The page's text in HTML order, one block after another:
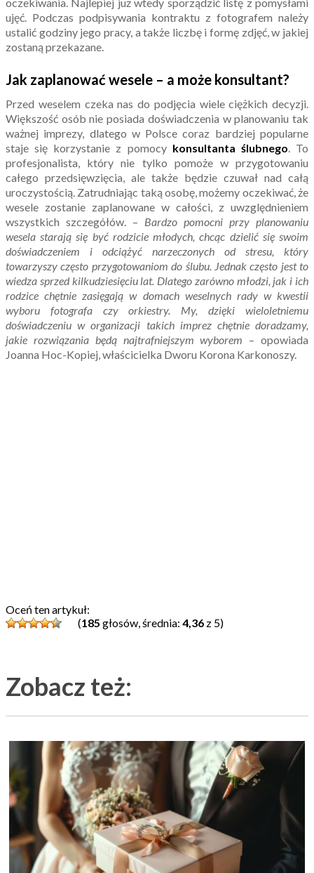
ujęć. Podczas podpisywania kontraktu z fotografem należy
ustalić godziny jego pracy, a także liczbę i formę zdjęć, w jakiej
zostaną przekazane.
Jak zaplanować wesele – a może konsultant?
Przed weselem czeka nas do podjęcia wiele ciężkich decyzji.
Większość osób nie posiada doświadczenia w planowaniu tak
ważnej imprezy, dlatego w Polsce coraz bardziej popularne
staje się korzystanie z pomocykonsultanta ślubnego. To
profesjonalista, który nie tylko pomoże w przygotowaniu
całego przedsięwzięcia, ale także będzie czuwał nad całą
uroczystością. Zatrudniając taką osobę, możemy oczekiwać, że
wesele zostanie zaplanowane w całości, z uwzględnieniem
wszystkich szczegółów. – Bardzo pomocni przy planowaniu
wesela starają się być rodzicie młodych, chcąc dzielić się swoim
doświadczeniem i odciążyć narzeczonych od stresu, który
towarzyszy często przygotowaniom do ślubu. Jednak często jest to
wiedza sprzed kilkudziesięciu lat. Dlatego zarówno młodzi, jak i ich
rodzice chętnie zasięgają w domach weselnych rady w kwestii
wyboru fotografa czy orkiestry. My, dzięki wieloletniemu
doświadczeniu w organizacji takich imprez chętnie doradzamy,
jakie rozwiązania będą najtrafniejszym wyborem – opowiada
Joanna Hoc-Kopiej, właścicielka Dworu Korona Karkonoszy.
Oceń ten artykuł:
(185 głosów, średnia: 4,36 z 5)
Zobacz też: